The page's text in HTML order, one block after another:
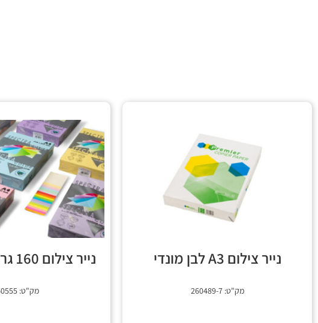
נייר צילום A3 לבן מונדי
מק"ט: 260489-7
נייר צילום 160 גרם A4 פסטל
מק"ט: 260555